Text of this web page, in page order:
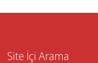
Site İçi Arama